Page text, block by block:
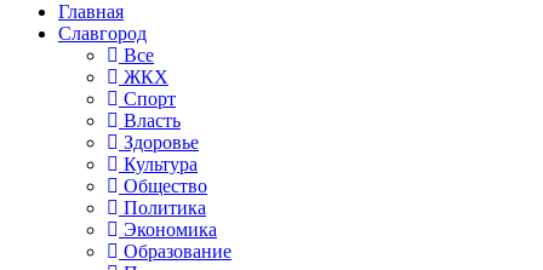
Главная
Славгород
Все
ЖКХ
Спорт
Власть
Здоровье
Культура
Общество
Политика
Экономика
Образование